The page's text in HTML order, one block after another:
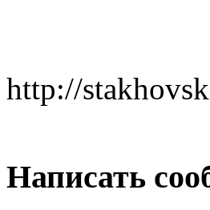
http://
Написать